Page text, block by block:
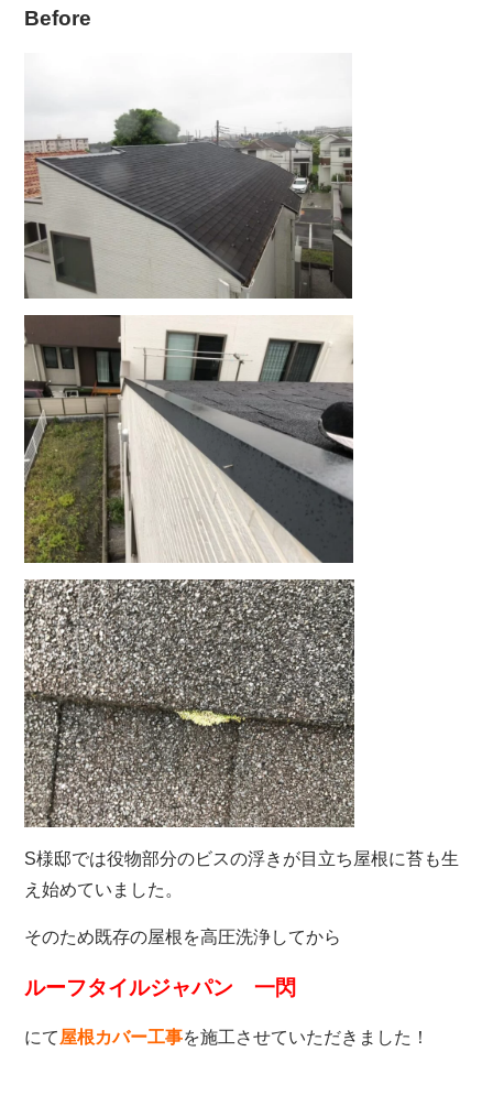
Before
S様邸では役物部分のビスの浮きが目立ち屋根に苔も生
え始めていました。
そのため既存の屋根を高圧洗浄してから
ルーフタイルジャパン 一閃
にて屋根カバー工事を施工させていただきました！